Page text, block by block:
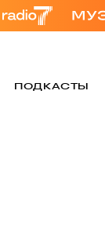
ПОДКАСТЫ